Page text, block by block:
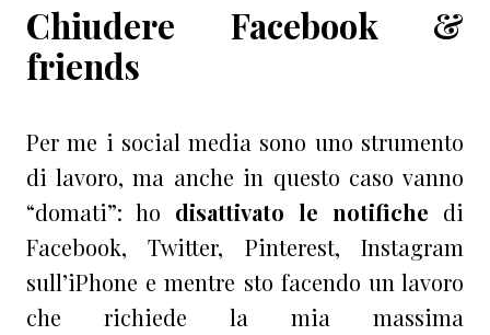
Chiudere Facebook &
friends
Per me i social media sono uno strumento
di lavoro, ma anche in questo caso vanno
“domati”: ho disattivato le notifiche di
Facebook, Twitter, Pinterest, Instagram
sull’iPhone e mentre sto facendo un lavoro
che richiede la mia massima